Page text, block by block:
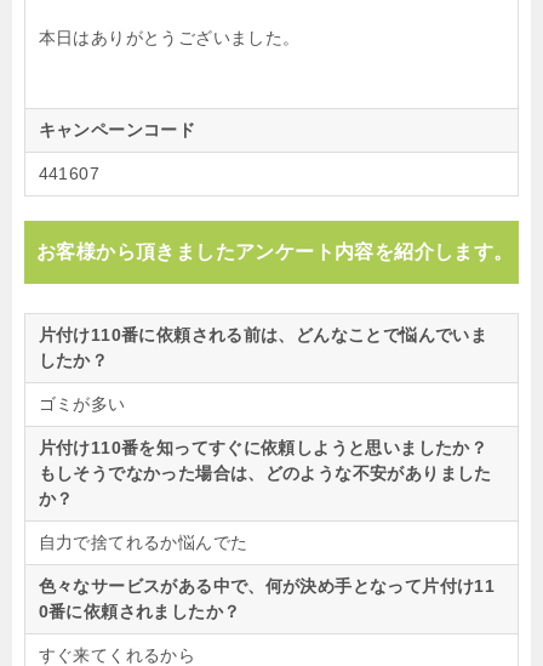
本日はありがとうございました。
キャンペーンコード
441607
お客様から頂きましたアンケート内容を紹介します。
片付け110番に依頼される前は、どんなことで悩んでいま
したか？
ゴミが多い
片付け110番を知ってすぐに依頼しようと思いましたか？
もしそうでなかった場合は、どのような不安がありました
か？
自力で捨てれるか悩んでた
色々なサービスがある中で、何が決め手となって片付け11
0番に依頼されましたか？
すぐ来てくれるから